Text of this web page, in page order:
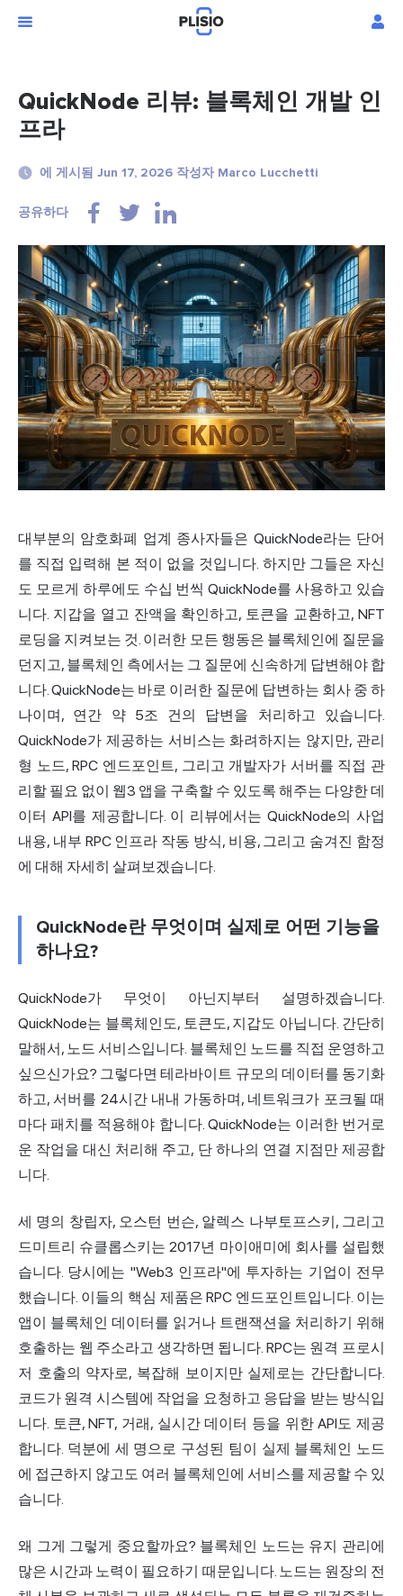
QuickNode 리뷰: 블록체인 개발 인
프라
에 게시됨 Jun 17, 2026 작성자 Marco Lucchetti
공유하다
대부분의 암호화폐 업계 종사자들은 QuickNode라는 단어
를 직접 입력해 본 적이 없을 것입니다. 하지만 그들은 자신
도 모르게 하루에도 수십 번씩 QuickNode를 사용하고 있습
니다. 지갑을 열고 잔액을 확인하고, 토큰을 교환하고, NFT
로딩을 지켜보는 것. 이러한 모든 행동은 블록체인에 질문을
던지고, 블록체인 측에서는 그 질문에 신속하게 답변해야 합
니다. QuickNode는 바로 이러한 질문에 답변하는 회사 중 하
나이며, 연간 약 5조 건의 답변을 처리하고 있습니다.
QuickNode가 제공하는 서비스는 화려하지는 않지만, 관리
형 노드, RPC 엔드포인트, 그리고 개발자가 서버를 직접 관
리할 필요 없이 웹3 앱을 구축할 수 있도록 해주는 다양한 데
이터 API를 제공합니다. 이 리뷰에서는 QuickNode의 사업
내용, 내부 RPC 인프라 작동 방식, 비용, 그리고 숨겨진 함정
에 대해 자세히 살펴보겠습니다.
QuickNode란 무엇이며 실제로 어떤 기능을
하나요?
QuickNode가 무엇이 아닌지부터 설명하겠습니다.
QuickNode는 블록체인도, 토큰도, 지갑도 아닙니다. 간단히
말해서, 노드 서비스입니다. 블록체인 노드를 직접 운영하고
싶으신가요? 그렇다면 테라바이트 규모의 데이터를 동기화
하고, 서버를 24시간 내내 가동하며, 네트워크가 포크될 때
마다 패치를 적용해야 합니다. QuickNode는 이러한 번거로
운 작업을 대신 처리해 주고, 단 하나의 연결 지점만 제공합
니다.
세 명의 창립자, 오스턴 번슨, 알렉스 나부토프스키, 그리고
드미트리 슈클롭스키는 2017년 마이애미에 회사를 설립했
습니다. 당시에는 "Web3 인프라"에 투자하는 기업이 전무
했습니다. 이들의 핵심 제품은 RPC 엔드포인트입니다. 이는
앱이 블록체인 데이터를 읽거나 트랜잭션을 처리하기 위해
호출하는 웹 주소라고 생각하면 됩니다. RPC는 원격 프로시
저 호출의 약자로, 복잡해 보이지만 실제로는 간단합니다.
코드가 원격 시스템에 작업을 요청하고 응답을 받는 방식입
니다. 토큰, NFT, 거래, 실시간 데이터 등을 위한 API도 제공
합니다. 덕분에 세 명으로 구성된 팀이 실제 블록체인 노드
에 접근하지 않고도 여러 블록체인에 서비스를 제공할 수 있
습니다.
왜 그게 그렇게 중요할까요? 블록체인 노드는 유지 관리에
많은 시간과 노력이 필요하기 때문입니다. 노드는 원장의 전